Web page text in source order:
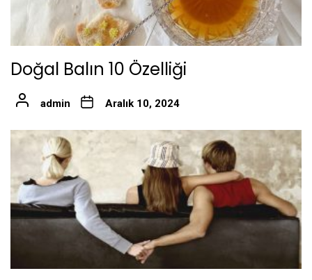
Doğal Balın 10 Özelliği
admin Aralık 10, 2024